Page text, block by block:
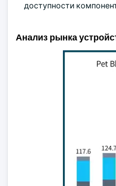
доступности
Анализ рынка